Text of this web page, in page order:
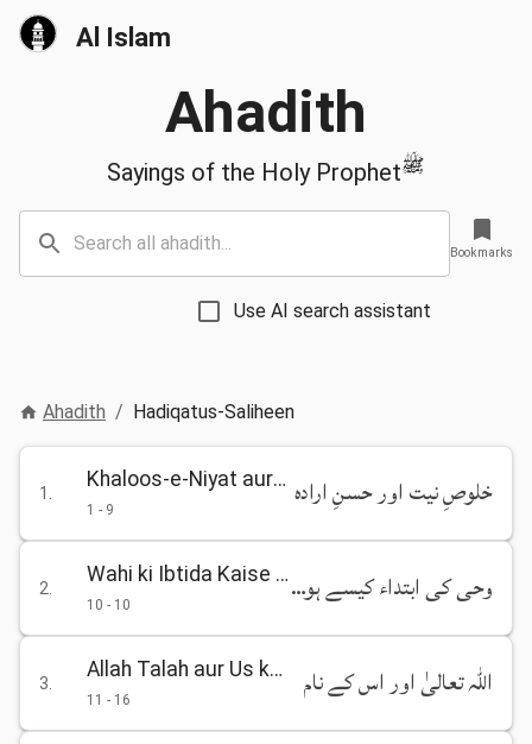
Al Islam
Ahadith
Sayings of the Holy Prophetﷺ
Use AI search assistant
Bookmarks
Ahadith / Hadiqatus-Saliheen
1
Khaloos-e-Niyat aur Husn-e-Iradah
1 - 9 خلوصِ نیت اور حسنِ ارادہ
2
Wahi ki Ibtida Kaise Hui
10 - 10 وحی کی ابتداء کیسے ہوئی
3
Allah Talah aur Us ke Naam
11 - 16 اللہ تعالیٰ اور اس کے نام